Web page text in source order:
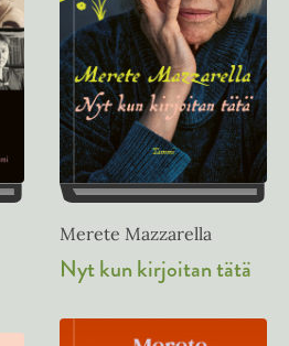
Merete Mazzarella
Nyt kun kirjoitan tätä